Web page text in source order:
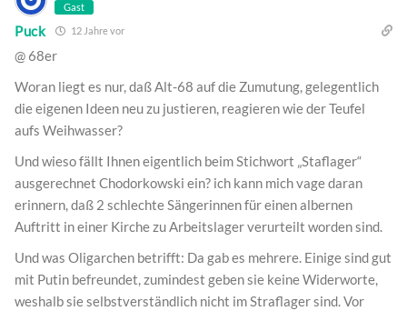
Gast
Puck 12 Jahre vor
@ 68er
Woran liegt es nur, daß Alt-68 auf die Zumutung, gelegentlich
die eigenen Ideen neu zu justieren, reagieren wie der Teufel
aufs Weihwasser?
Und wieso fällt Ihnen eigentlich beim Stichwort „Staflager“
ausgerechnet Chodorkowski ein? ich kann mich vage daran
erinnern, daß 2 schlechte Sängerinnen für einen albernen
Auftritt in einer Kirche zu Arbeitslager verurteilt worden sind.
Und was Oligarchen betrifft: Da gab es mehrere. Einige sind gut
mit Putin befreundet, zumindest geben sie keine Widerworte,
weshalb sie selbstverständlich nicht im Straflager sind. Vor